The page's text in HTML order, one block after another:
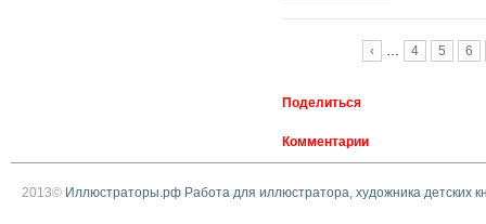
‹ … 4 5 6
Поделиться
Комментарии
2013© Иллюстраторы.рф Работа для иллюстратора, художника детских